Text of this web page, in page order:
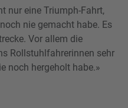
nur eine Triumph-Fahrt,
nie gemacht habe. Es
Vor allem die
Rollstuhlfahrerinnen sehr
noch hergeholt habe.»